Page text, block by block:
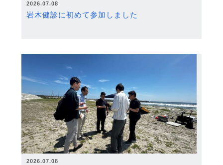
2026.07.08
岩木健診に初めて参加しました
2026.07.08